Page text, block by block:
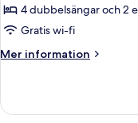
4 dubbelsängar och 2
Gratis wi-fi
Mer information
Mer